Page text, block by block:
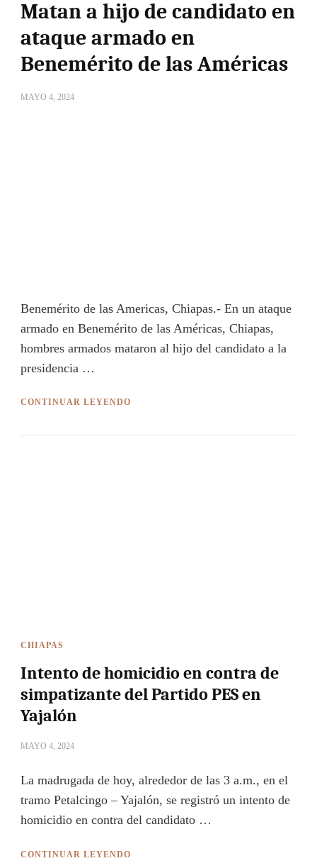
Matan a hijo de candidato en
ataque armado en
Benemérito de las Américas
MAYO 4, 2024
Benemérito de las Americas, Chiapas.- En un ataque
armado en Benemérito de las Américas, Chiapas,
hombres armados mataron al hijo del candidato a la
presidencia …
CONTINUAR LEYENDO
CHIAPAS
Intento de homicidio en contra de
simpatizante del Partido PES en
Yajalón
MAYO 4, 2024
La madrugada de hoy, alrededor de las 3 a.m., en el
tramo Petalcingo – Yajalón, se registró un intento de
homicidio en contra del candidato …
CONTINUAR LEYENDO